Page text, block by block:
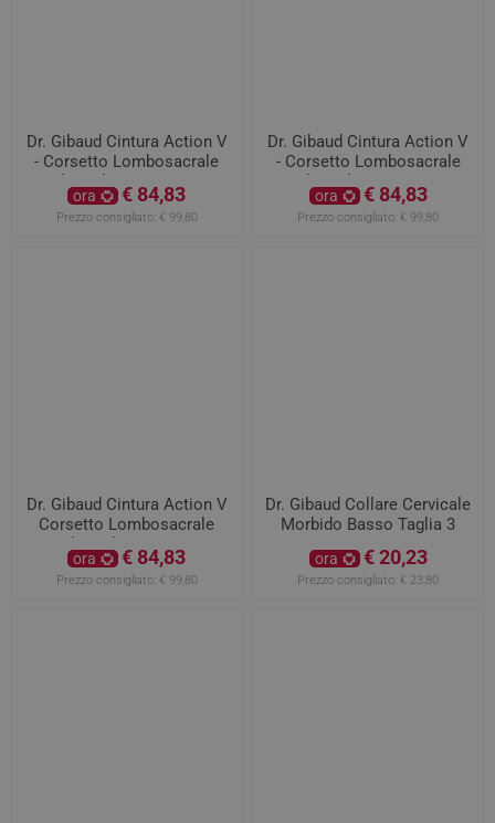
Dr. Gibaud Cintura Action V
- Corsetto Lombosacrale
ora € 84,83
Prezzo consigliato: € 99,80
Dr. Gibaud Cintura Action V
- Corsetto Lombosacrale
ora € 84,83
Prezzo consigliato: € 99,80
Dr. Gibaud Cintura Action V
Corsetto Lombosacrale
Taglia 1 da 78 a 89 cm
ora € 84,83
Prezzo consigliato: € 99,80
Dr. Gibaud Collare Cervicale
Morbido Basso Taglia 3
ora € 20,23
Prezzo consigliato: € 23,80